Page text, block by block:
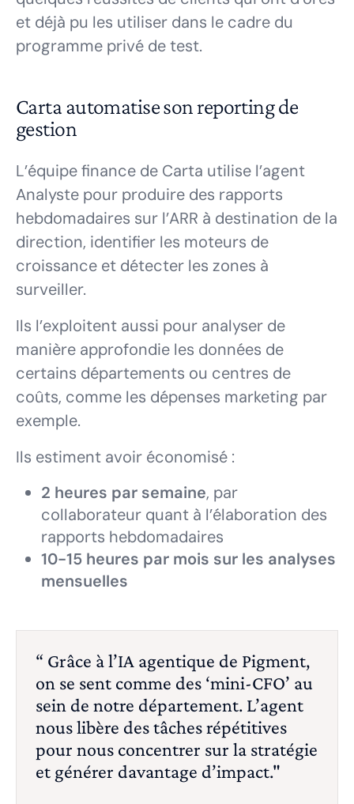
et déjà pu les utiliser dans le cadre du
programme privé de test.
Carta automatise son reporting de
gestion
L’équipe finance de Carta utilise l’agent
Analyste pour produire des rapports
hebdomadaires sur l’ARR à destination de la
direction, identifier les moteurs de
croissance et détecter les zones à
surveiller.
Ils l’exploitent aussi pour analyser de
manière approfondie les données de
certains départements ou centres de
coûts, comme les dépenses marketing par
exemple.
Ils estiment avoir économisé :
2 heures par semaine, par
collaborateur quant à l’élaboration des
rapports hebdomadaires
10-15 heures par mois sur les analyses
mensuelles
“ Grâce à l’IA agentique de Pigment,
on se sent comme des ‘mini-CFO’ au
sein de notre département. L’agent
nous libère des tâches répétitives
pour nous concentrer sur la stratégie
et générer davantage d’impact."